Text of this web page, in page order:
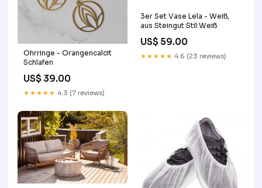
Ohrringe - Orangencalcit
Schlafen
US$ 39.00
★★★★★ 4.3 (7 reviews)
3er Set Vase Lela - Weiß,
aus Steingut Stil:Weiß
US$ 59.00
★★★★★ 4.6 (23 reviews)